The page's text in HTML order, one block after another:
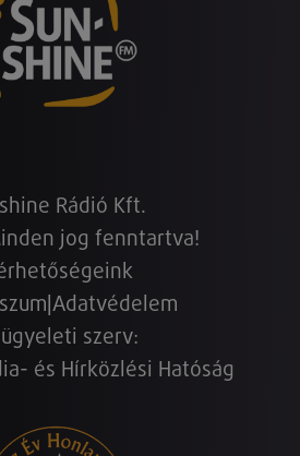
Rádió Kft.
jog fenntartva!
Adatvédelem
szerv:
és Hírközlési Hatóság